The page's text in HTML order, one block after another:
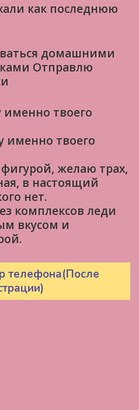
как последнюю
домашними
Отправлю
твоего
именно твоего
желаю трах,
в настоящий
нет.
комплексов леди
вкусом и
телефона(После